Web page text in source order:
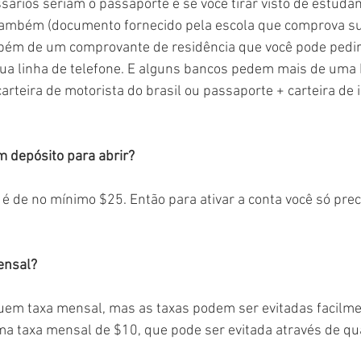
seriam o passaporte e se você tirar visto de
(documento fornecido pela escola que comprova
de um comprovante de residência que você pode
linha de telefone. E alguns bancos pedem mais de
de motorista do brasil ou passaporte + carteira
depósito para abrir?
de no mínimo $25. Então para ativar a conta você só
taxa mensal, mas as taxas podem ser evitadas
taxa mensal de $10, que pode ser evitada através de